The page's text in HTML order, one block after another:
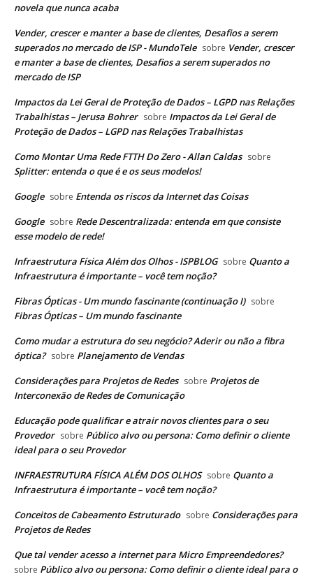
novela que nunca acaba
Vender, crescer e manter a base de clientes, Desafios a serem
superados no mercado de ISP - MundoTele sobre Vender, crescer
e manter a base de clientes, Desafios a serem superados no
mercado de ISP
Impactos da Lei Geral de Proteção de Dados – LGPD nas Relações
Trabalhistas – Jerusa Bohrer sobre Impactos da Lei Geral de
Proteção de Dados – LGPD nas Relações Trabalhistas
Como Montar Uma Rede FTTH Do Zero - Allan Caldas sobre
Splitter: entenda o que é e os seus modelos!
Google sobre Entenda os riscos da Internet das Coisas
Google sobre Rede Descentralizada: entenda em que consiste
esse modelo de rede!
Infraestrutura Física Além dos Olhos - ISPBLOG sobre Quanto a
Infraestrutura é importante – você tem noção?
Fibras Ópticas - Um mundo fascinante (continuação I) sobre
Fibras Ópticas – Um mundo fascinante
Como mudar a estrutura do seu negócio? Aderir ou não a fibra
óptica? sobre Planejamento de Vendas
Considerações para Projetos de Redes sobre Projetos de
Interconexão de Redes de Comunicação
Educação pode qualificar e atrair novos clientes para o seu
Provedor sobre Público alvo ou persona: Como definir o cliente
ideal para o seu Provedor
INFRAESTRUTURA FÍSICA ALÉM DOS OLHOS sobre Quanto a
Infraestrutura é importante – você tem noção?
Conceitos de Cabeamento Estruturado sobre Considerações para
Projetos de Redes
Que tal vender acesso a internet para Micro Empreendedores?
sobre Público alvo ou persona: Como definir o cliente ideal para o